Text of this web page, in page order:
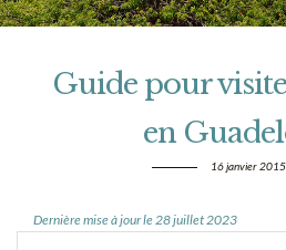
Guide pour
en
16 janvier 2015
Dernière mise à jour le 28 juillet 2023